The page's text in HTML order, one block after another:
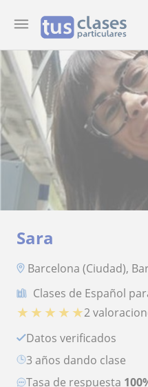
Sara
Barcelona (Ciudad),
Clases de Español
★ ★ ★ ★ ★2
Datos verificados
3 años dando clase
Tasa de respuesta